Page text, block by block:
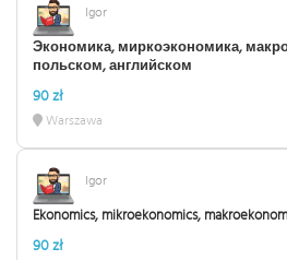
Igor
Экономика, миркоэкономика,
польском, английском
90 zł
Warszawa
Igor
Ekonomics, mikroekonomics,
90 zł